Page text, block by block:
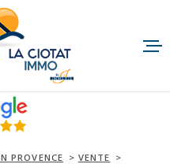
PROVENCE
VENTE